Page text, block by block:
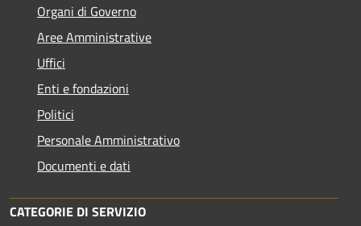
Organi di Governo
Aree Amministrative
Uffici
Enti e fondazioni
Politici
Personale Amministrativo
Documenti e dati
CATEGORIE DI SERVIZIO